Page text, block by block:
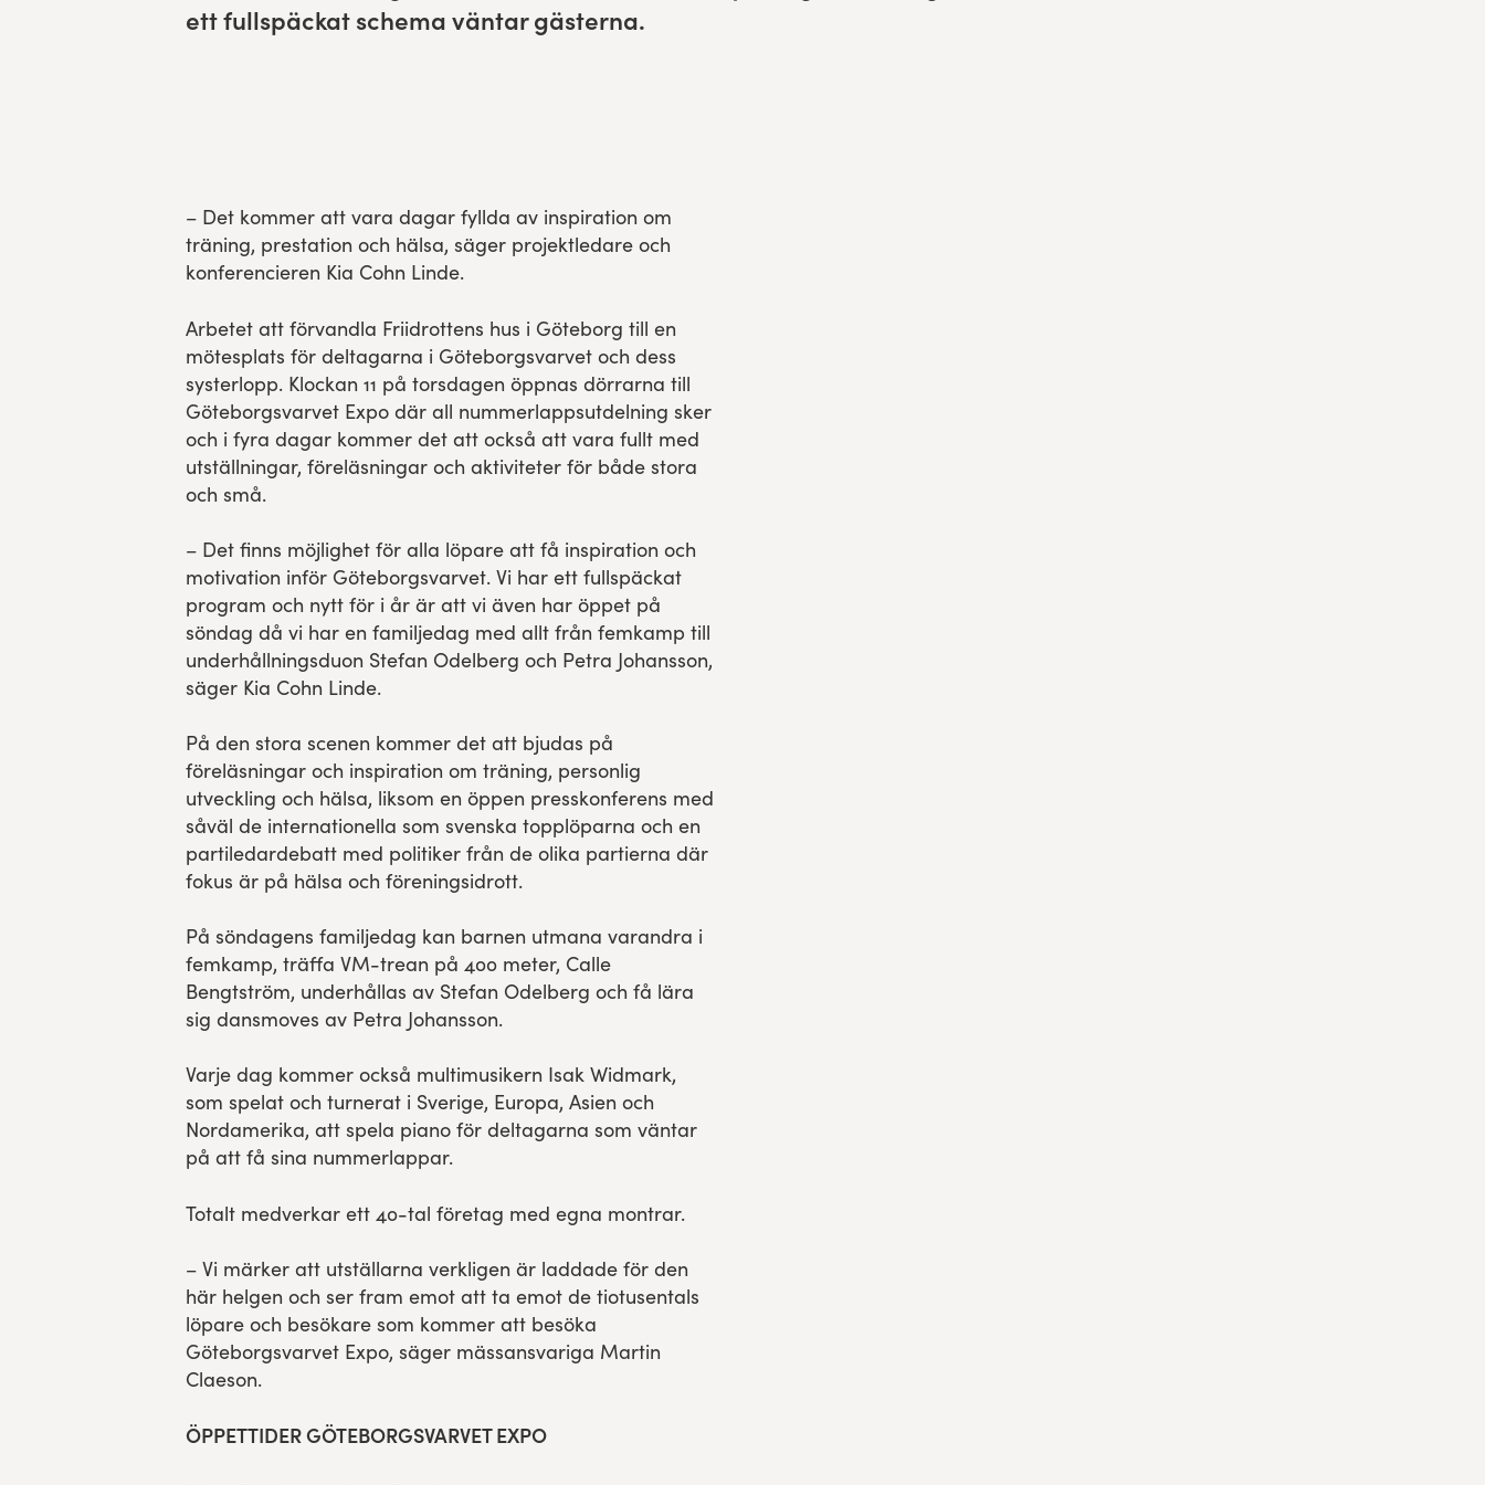
ett full­späck­at schema vän­tar gästerna.
– Det kommer att vara dagar fyllda av inspiration om
träning, prestation och hälsa, säger projektledare och
konferencieren Kia Cohn Linde.
Arbetet att förvandla Friidrottens hus i Göteborg till en
mötesplats för deltagarna i Göteborgsvarvet och dess
systerlopp. Klockan 11 på torsdagen öppnas dörrarna till
Göteborgsvarvet Expo där all nummerlappsutdelning sker
och i fyra dagar kommer det att också att vara fullt med
utställningar, föreläsningar och aktiviteter för både stora
och små.
– Det finns möjlighet för alla löpare att få inspiration och
motivation inför Göteborgsvarvet. Vi har ett fullspäckat
program och nytt för i år är att vi även har öppet på
söndag då vi har en familjedag med allt från femkamp till
underhållningsduon Stefan Odelberg och Petra Johansson,
säger Kia Cohn Linde.
På den stora scenen kommer det att bjudas på
föreläsningar och inspiration om träning, personlig
utveckling och hälsa, liksom en öppen presskonferens med
såväl de internationella som svenska topplöparna och en
partiledardebatt med politiker från de olika partierna där
fokus är på hälsa och föreningsidrott.
På söndagens familjedag kan barnen utmana varandra i
femkamp, träffa VM-trean på 400 meter, Calle
Bengtström, underhållas av Stefan Odelberg och få lära
sig dansmoves av Petra Johansson.
Varje dag kommer också multimusikern Isak Widmark,
som spelat och turnerat i Sverige, Europa, Asien och
Nordamerika, att spela piano för deltagarna som väntar
på att få sina nummerlappar.
Totalt medverkar ett 40-tal företag med egna montrar.
– Vi märker att utställarna verkligen är laddade för den
här helgen och ser fram emot att ta emot de tiotusentals
löpare och besökare som kommer att besöka
Göteborgsvarvet Expo, säger mässansvariga Martin
Claeson.
ÖPPETTIDER GÖTEBORGSVARVET EXPO